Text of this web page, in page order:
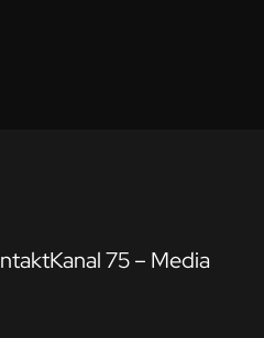
Kanal 75 – Media